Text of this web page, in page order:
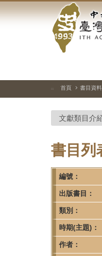
到
中
央
研
院-
臺
灣
史
研
究
所-
首
頁
::: 首頁 書目資
文獻類目介
書目列
編號：
出版書目：
類別：
時期(主題)：
作者：